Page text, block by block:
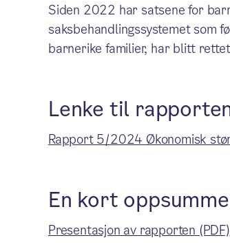
Siden 2022 har satsene for
saksbehandlingssystemet som
barnerike familier, har blitt
Lenke til
Rapport 5/2024 Økonomisk
En kort
Presentasjon av rapporten (PDF)